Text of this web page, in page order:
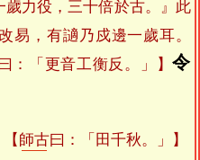
力役，三十倍於古。』此
易，有讁乃戍邊一歲耳。
曰：「更音工衡反。」】令
【 師古曰：「田千秋。」】